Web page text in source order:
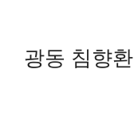
광동 침향